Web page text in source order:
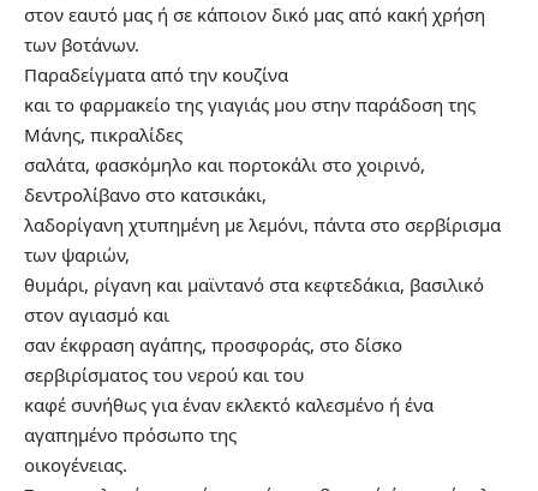
στον εαυτό μας ή σε κάποιον δικό μας από κακή χρήση
των βοτάνων.
Παραδείγματα από την κουζίνα
και το φαρμακείο της γιαγιάς μου στην παράδοση της
Μάνης, πικραλίδες
σαλάτα, φασκόμηλο και πορτοκάλι στο χοιρινό,
δεντρολίβανο στο κατσικάκι,
λαδορίγανη χτυπημένη με λεμόνι, πάντα στο σερβίρισμα
των ψαριών,
θυμάρι, ρίγανη και μαϊντανό στα κεφτεδάκια, βασιλικό
στον αγιασμό και
σαν έκφραση αγάπης, προσφοράς, στο δίσκο
σερβιρίσματος του νερού και του
καφέ συνήθως για έναν εκλεκτό καλεσμένο ή ένα
αγαπημένο πρόσωπο της
οικογένειας.